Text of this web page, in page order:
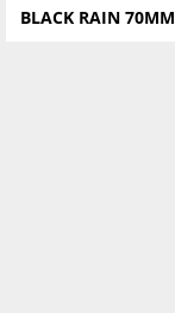
BLACK RAIN 70MM